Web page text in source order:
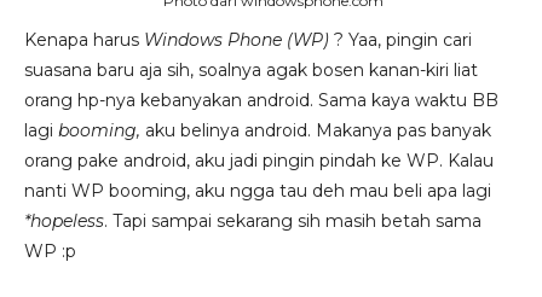
Kenapa harus Windows Phone (WP) ? Yaa, pingin cari
suasana baru aja sih, soalnya agak bosen kanan-kiri liat
orang hp-nya kebanyakan android. Sama kaya waktu BB
lagi booming, aku belinya android. Makanya pas banyak
orang pake android, aku jadi pingin pindah ke WP. Kalau
nanti WP booming, aku ngga tau deh mau beli apa lagi
*hopeless. Tapi sampai sekarang sih masih betah sama
WP :p